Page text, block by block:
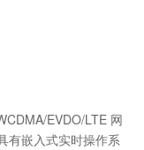
EVDO/LTE 网
有嵌入式实时操作系